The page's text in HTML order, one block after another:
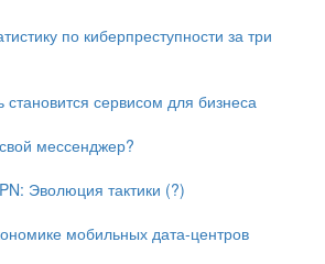
по киберпреступности за три
становится сервисом для бизнеса
мессенджер?
Эволюция тактики (?)
мобильных дата-центров